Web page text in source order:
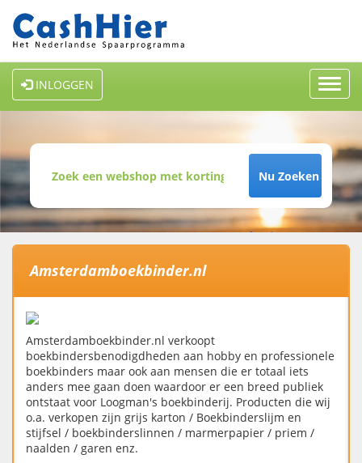
INLOGGEN
Nu Zoeken
Amsterdamboekbinder.nl
Amsterdamboekbinder.nl verkoopt
boekbindersbenodigdheden aan hobby en professionele
boekbinders maar ook aan mensen die er totaal iets
anders mee gaan doen waardoor er een breed publiek
ontstaat voor Loogman's boekbinderij. Producten die wij
o.a. verkopen zijn grijs karton / Boekbinderslijm en
stijfsel / boekbinderslinnen / marmerpapier / priem /
naalden / garen enz.